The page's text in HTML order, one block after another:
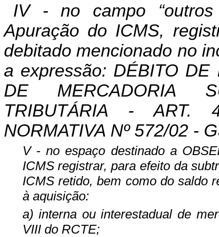
IV - no campo
Apuração do ICMS,
debitado mencionado no
a expressão: DÉBITO DE
DE MERCADORIA
TRIBUTÁRIA - ART.
NORMATIVA Nº 572/02 -
V - no espaço destinado a
ICMS registrar, para efeito da
ICMS retido, bem como do saldo
à aquisição:
a) interna ou interestadual de
VIII do RCTE;